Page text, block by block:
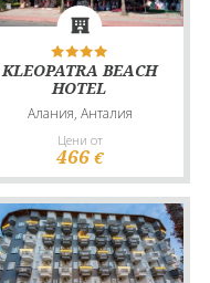
KLEOPATRA BEACH
HOTEL
Алания, Анталия
Цени от
466 €